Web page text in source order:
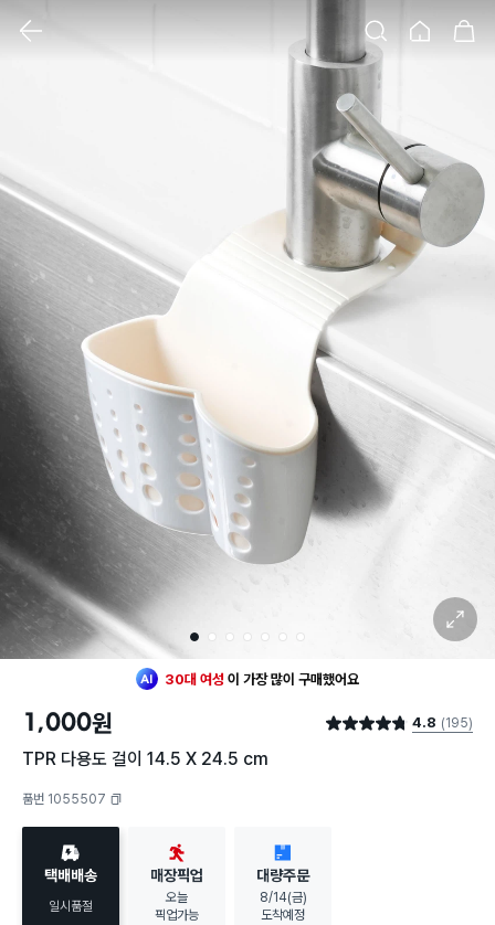
검색
1 2 3 4 5 6 7
확대 보기
최근 한달
30대 여성 이 가장 많이 구매했어요
구매했어요
1,000원 별점 4.8점 4.8 (195)
TPR 다용도 걸이 14.5 X 24.5 cm
품번 1055507
택배배송
일시품절
매장픽업
오늘
픽업가능
대량주문
8/14(금)
도착예정